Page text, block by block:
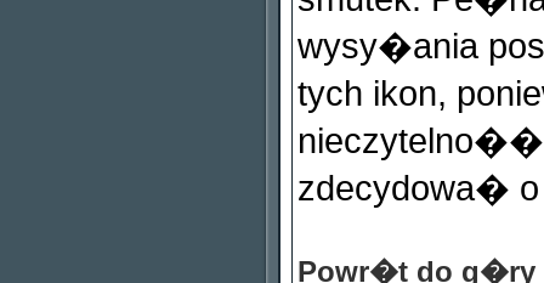
wysy�ania
tych ikon,
nieczytelno��
zdecydowa�
Powr�t do g�ry